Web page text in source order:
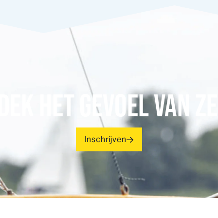
HET GEVOEL VAN
Inschrijven